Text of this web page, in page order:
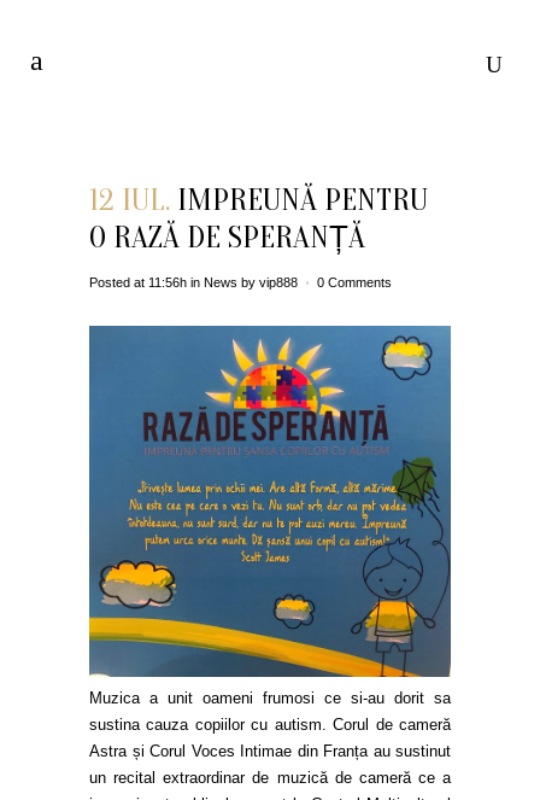
12 IUL. IMPREUNĂ PENTRU
O RAZĂ DE SPERANȚĂ
Posted at 11:56h in News by vip888 0 Comments
Muzica a unit oameni frumosi ce si-au dorit sa
sustina cauza copiilor cu autism. Corul de cameră
Astra și Corul Voces Intimae din Franța au sustinut
un recital extraordinar de muzică de cameră ce a